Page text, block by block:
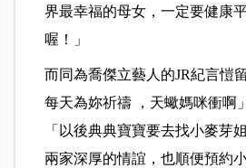
界最幸福的母女，一定要健康
喔！」
而同為喬傑立藝人的JR紀言愷
每天為妳祈禱 ，天蠍媽咪衝啊
「以後典典寶寶要去找小麥芽
兩家深厚的情誼，也順便預約